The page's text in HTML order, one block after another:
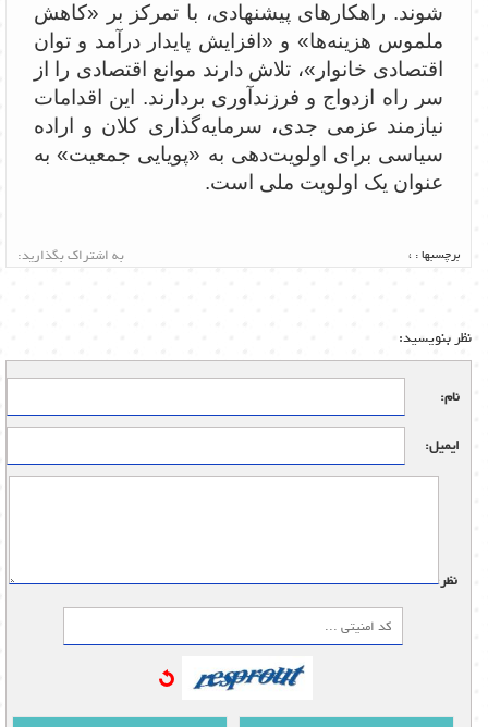
شوند. راهکارهای پیشنهادی، با تمرکز بر «کاهش
ملموس هزینه‌ها» و «افزایش پایدار درآمد و توان
اقتصادی خانوار»، تلاش دارند موانع اقتصادی را از
سر راه ازدواج و فرزندآوری بردارند. این اقدامات
نیازمند عزمی جدی، سرمایه‌گذاری کلان و اراده
سیاسی برای اولویت‌دهی به «پویایی جمعیت» به
عنوان یک اولویت ملی است.
برچسبها : ، به اشتراک بگذارید:
نظر بنویسید:
نام:
ایمیل:
نظر: